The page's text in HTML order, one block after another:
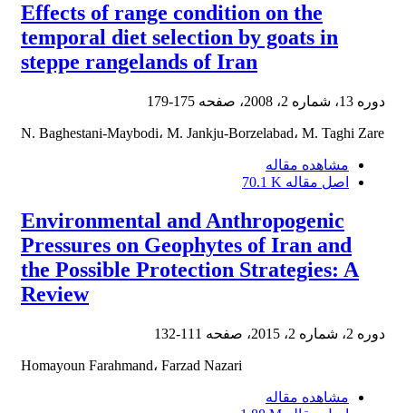
Effects of range condition on the
temporal diet selection by goats in
steppe rangelands of Iran
دوره 13، شماره 2، 2008، صفحه 175-179
N. Baghestani-Maybodi، M. Jankju-Borzelabad، M. Taghi Zare
مشاهده مقاله
اصل مقاله 70.1 K
Environmental and Anthropogenic
Pressures on Geophytes of Iran and
the Possible Protection Strategies: A
Review
دوره 2، شماره 2، 2015، صفحه 111-132
Homayoun Farahmand، Farzad Nazari
مشاهده مقاله